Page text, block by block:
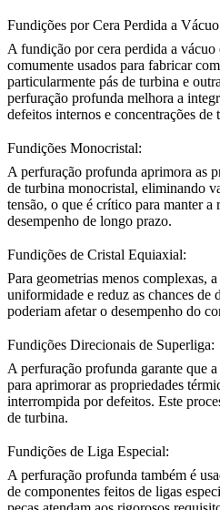
Fundições por Cera Perdida a Vácuo
A fundição por cera perdida a vácuo
comumente usados para fabricar
particularmente pás de turbina e
perfuração profunda melhora a
defeitos internos e concentrações de
Fundições Monocristal:
A perfuração profunda aprimora as
de turbina monocristal, eliminando
tensão, o que é crítico para manter a
desempenho de longo prazo.
Fundições de Cristal Equiaxial:
Para geometrias menos complexas,
uniformidade e reduz as chances de
poderiam afetar o desempenho do
Fundições Direcionais de Superliga:
A perfuração profunda garante que
para aprimorar as propriedades
interrompida por defeitos. Este
de turbina.
Fundições de Liga Especial:
A perfuração profunda também é
de componentes feitos de ligas